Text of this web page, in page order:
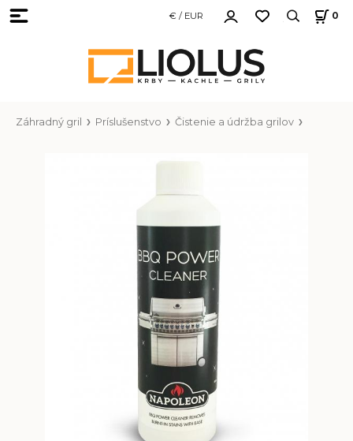
€ / EUR 0
Záhradný gril Príslušenstvo Čistenie a údržba grilov